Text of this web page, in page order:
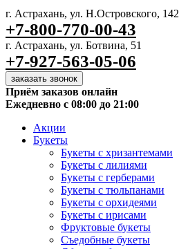
г. Астрахань, ул. Н.Островского, 142
+7-800-770-00-43
г. Астрахань, ул. Ботвина, 51
+7-927-563-05-06
заказать звонок
Приём заказов онлайн
Ежедневно с 08:00 до 21:00
Акции
Букеты
Букеты с хризантемами
Букеты с лилиями
Букеты с герберами
Букеты с тюльпанами
Букеты с орхидеями
Букеты с ирисами
Фруктовые букеты
Съедобные букеты